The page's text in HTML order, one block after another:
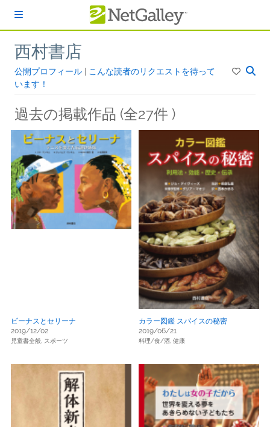
西村書店
公開プロフィール
こんな読者のリクエストを待って
います！
過去の掲載作品 (全27件 )
ビーナスとセリーナ
2019/12/02
児童書全般, スポーツ
カラー図鑑 スパイスの秘密
2019/06/21
料理/食/酒, 健康